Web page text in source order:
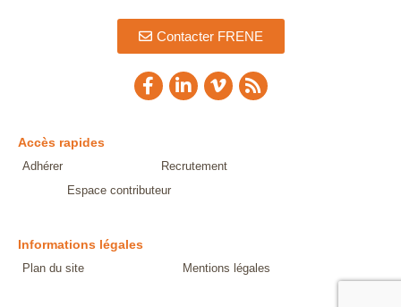
Contacter FRENE
Accès rapides
Adhérer
Recrutement
Espace contributeur
Informations légales
Plan du site Mentions légales